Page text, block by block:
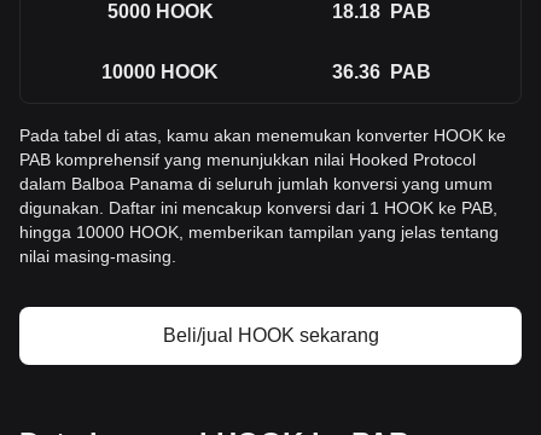
5000 HOOK 18.18 PAB
10000 HOOK 36.36 PAB
Pada tabel di atas, kamu akan menemukan konverter HOOK ke
PAB komprehensif yang menunjukkan nilai Hooked Protocol
dalam Balboa Panama di seluruh jumlah konversi yang umum
digunakan. Daftar ini mencakup konversi dari 1 HOOK ke PAB,
hingga 10000 HOOK, memberikan tampilan yang jelas tentang
nilai masing-masing.
Beli/jual HOOK sekarang